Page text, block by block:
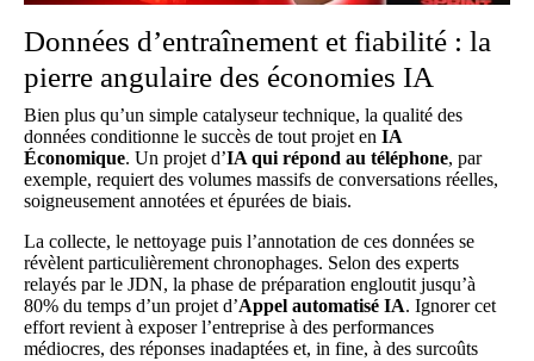
Données d’entraînement et fiabilité : la
pierre angulaire des économies IA
Bien plus qu’un simple catalyseur technique, la qualité des
données conditionne le succès de tout projet en IA
Économique. Un projet d’IA qui répond au téléphone, par
exemple, requiert des volumes massifs de conversations réelles,
soigneusement annotées et épurées de biais.
La collecte, le nettoyage puis l’annotation de ces données se
révèlent particulièrement chronophages. Selon des experts
relayés parle JDN, la phase de préparation engloutit jusqu’à
80% du temps d’un projet d’Appel automatisé IA. Ignorer cet
effort revient à exposer l’entreprise à des performances
médiocres, des réponses inadaptées et, in fine, à des surcoûts